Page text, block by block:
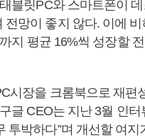
블릿PC와 스마트폰이
전망이 좋지 않다. 이에 비
지 평균 16%씩 성장할
시장을 크롬북으로 재편
글 CEO는 지난 3월 인터
투박하다”며 개선할 여지